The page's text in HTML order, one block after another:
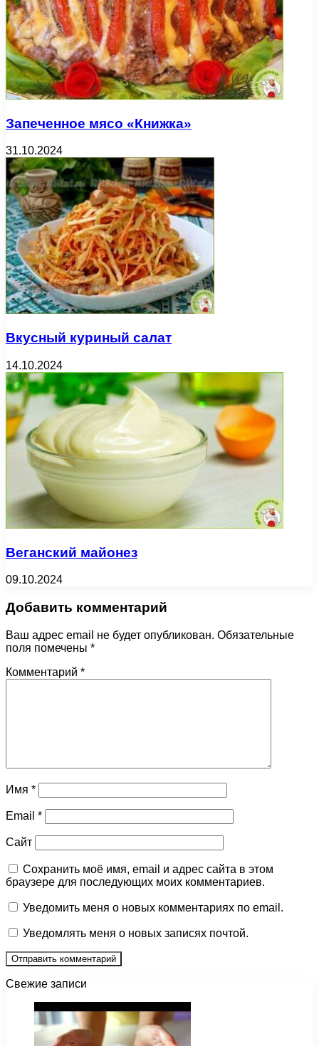
Запеченное мясо «Книжка»
31.10.2024
Вкусный куриный салат
14.10.2024
Веганский майонез
09.10.2024
Добавить комментарий
Ваш адрес email не будет опубликован. Обязательные
поля помечены *
Комментарий *
Имя *
Email *
Сайт
Сохранить моё имя, email и адрес сайта в этом
браузере для последующих моих комментариев.
Уведомить меня о новых комментариях по email.
Уведомлять меня о новых записях почтой.
Свежие записи